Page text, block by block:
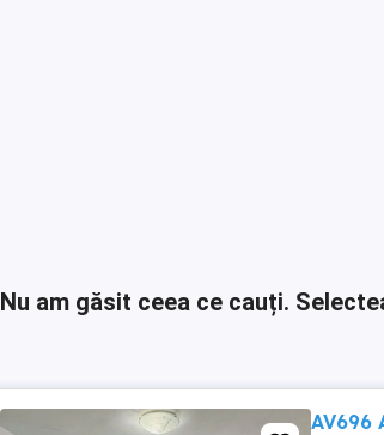
Nu am găsit ceea ce cauți.
AV696